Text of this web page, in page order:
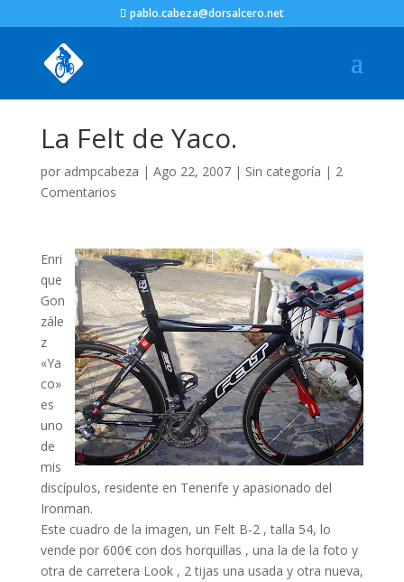
pablo.cabeza@dorsalcero.net
La Felt de Yaco.
por admpcabeza | Ago 22, 2007| Sin categoría | 2
Comentarios
Enri
que
Gon
zále
z
«Ya
co»
es
uno
de
mis
discípulos, residente en Tenerife y apasionado del
Ironman.
Este cuadro de la imagen, un Felt B-2 , talla 54, lo
vende por 600€ con dos horquillas , una la de la foto y
otra de carretera Look , 2 tijas una usada y otra nueva,